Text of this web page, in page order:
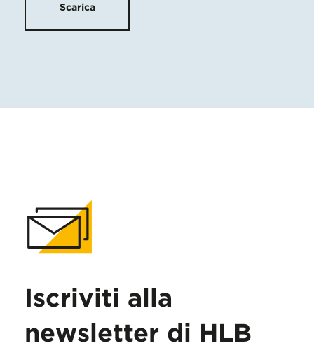
Scarica
Iscriviti alla
newsletter di HLB